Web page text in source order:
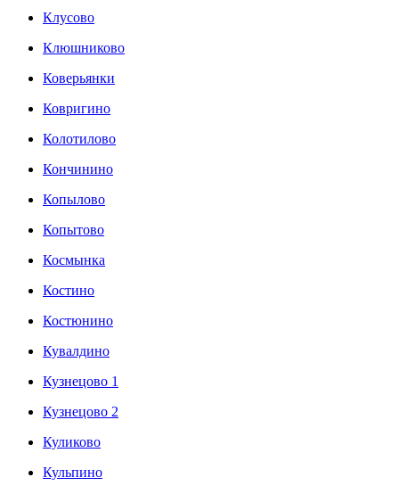
Клусово
Клюшниково
Коверьянки
Ковригино
Колотилово
Кончинино
Копылово
Копытово
Космынка
Костино
Костюнино
Кувалдино
Кузнецово 1
Кузнецово 2
Куликово
Кульпино